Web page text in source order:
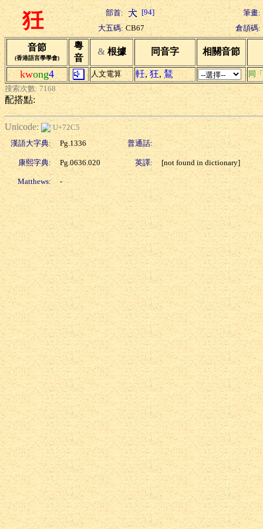
狅 部首: [94]
筆畫:
大五碼: CB67 倉頡碼:
音節
(香港語言學學會)
粵
音
& 根據 同音字 相關音節
kwong4 人文電算 軠, 狂, 鵟
同
搜索次數: 7168
配搭點:
Unicode:
U+72C5
漢語大字典:
Pg.1336 普通話:
康熙字典: Pg.0636.020 英譯: [not found in dictionary]
Matthews: -